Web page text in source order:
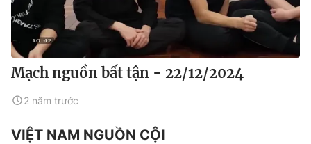
Mạch nguồn bất tận - 22/12/2024
2 năm trước
VIỆT NAM NGUỒN CỘI